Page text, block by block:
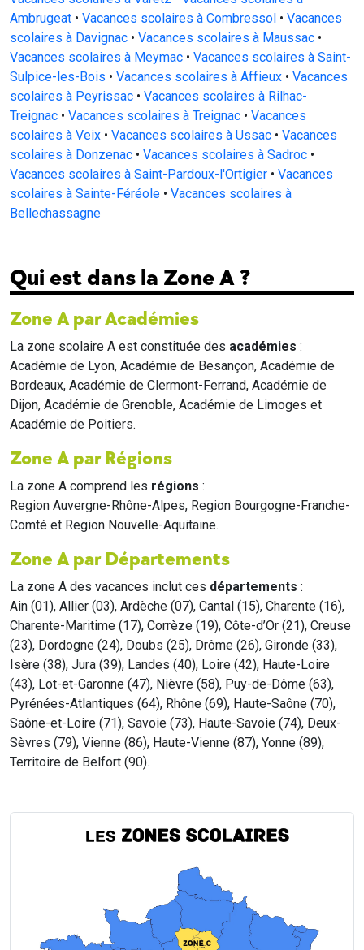
Ambrugeat • Vacances scolaires à Combressol • Vacances
scolaires à Davignac • Vacances scolaires à Maussac •
Vacances scolaires à Meymac • Vacances scolaires à Saint-
Sulpice-les-Bois • Vacances scolaires à Affieux • Vacances
scolaires à Peyrissac • Vacances scolaires à Rilhac-
Treignac • Vacances scolaires à Treignac • Vacances
scolaires à Veix • Vacances scolaires à Ussac • Vacances
scolaires à Donzenac • Vacances scolaires à Sadroc •
Vacances scolaires à Saint-Pardoux-l'Ortigier • Vacances
scolaires à Sainte-Féréole • Vacances scolaires à
Bellechassagne
Qui est dans la Zone A ?
Zone A par Académies
La zone scolaire A est constituée des académies :
Académie de Lyon, Académie de Besançon, Académie de
Bordeaux, Académie de Clermont-Ferrand, Académie de
Dijon, Académie de Grenoble, Académie de Limoges et
Académie de Poitiers.
Zone A par Régions
La zone A comprend les régions :
Region Auvergne-Rhône-Alpes, Region Bourgogne-Franche-
Comté et Region Nouvelle-Aquitaine.
Zone A par Départements
La zone A des vacances inclut ces départements :
Ain (01), Allier (03), Ardèche (07), Cantal (15), Charente (16),
Charente-Maritime (17), Corrèze (19), Côte-d’Or (21), Creuse
(23), Dordogne (24), Doubs (25), Drôme (26), Gironde (33),
Isère (38), Jura (39), Landes (40), Loire (42), Haute-Loire
(43), Lot-et-Garonne (47), Nièvre (58), Puy-de-Dôme (63),
Pyrénées-Atlantiques (64), Rhône (69), Haute-Saône (70),
Saône-et-Loire (71), Savoie (73), Haute-Savoie (74), Deux-
Sèvres (79), Vienne (86), Haute-Vienne (87), Yonne (89),
Territoire de Belfort (90).